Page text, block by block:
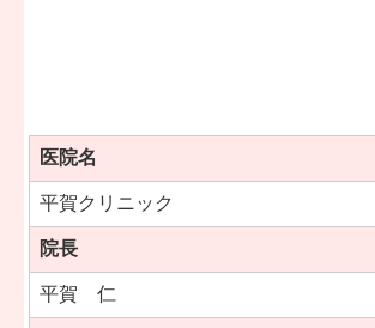
医院名
平賀クリニック
院長
平賀 仁